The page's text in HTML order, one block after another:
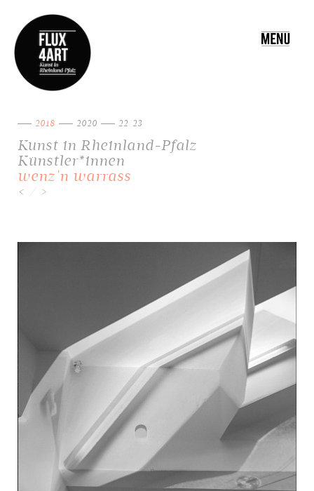
Toggle
2018 2020 22/23
Kunst in Rheinland-Pfalz
Künstler*innen
wenz'n warrass
<
>